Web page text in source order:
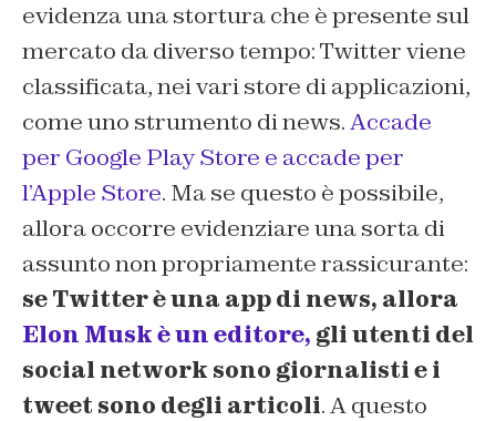
evidenza una stortura che è presente sul
mercato da diverso tempo: Twitter viene
classificata, nei vari store di applicazioni,
come uno strumento di news.Accade
per Google Play Store e accade per
l’Apple Store. Ma se questo è possibile,
allora occorre evidenziare una sorta di
assunto non propriamente rassicurante:
se Twitter è una app di news, allora
Elon Musk è un editore, gli utenti del
social network sono giornalisti e i
tweet sono degli articoli. A questo